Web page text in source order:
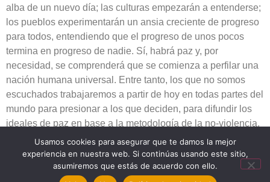
alba de un nuevo día; las culturas empezarán a entenderse;
los pueblos experimentarán un ansia creciente de progreso
para todos, entendiendo que el progreso de unos pocos
termina en progreso de nadie. Sí, habrá paz y, por
necesidad, se comprenderá que se comienza a perfilar una
nación humana universal. Entre tanto, los que no somos
escuchados trabajaremos a partir de hoy en todas partes del
mundo para presionar a los que deciden, para difundir los
ideales de paz en base a la metodología de la no-violencia,
para preparar el camino de los nuevos tiempos”.
Equipo Coordinador PHE
Usamos cookies para asegurar que te damos la mejor
experiencia en nuestra web. Si continúas usando este sitio,
asumiremos que estás de acuerdo con ello.